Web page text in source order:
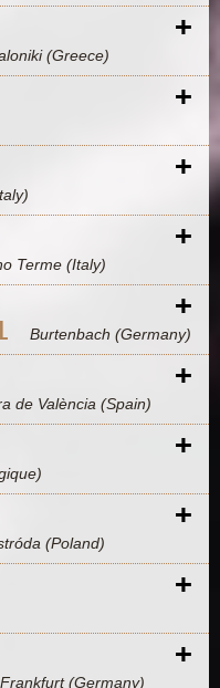
(Greece) +
+
+
Terme (Italy) +
Burtenbach (Germany)
+
de València (Spain) +
+
(Poland) +
+
Frankfurt (Germany) +